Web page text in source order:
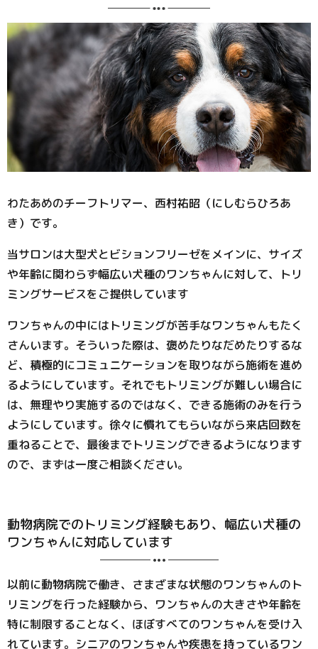
わたあめのチーフトリマー、西村祐昭（にしむらひろあ
き）です。
当サロンは大型犬とビションフリーゼをメインに、サイズ
や年齢に関わらず幅広い犬種のワンちゃんに対して、トリ
ミングサービスをご提供しています
ワンちゃんの中にはトリミングが苦手なワンちゃんもたく
さんいます。そういった際は、褒めたりなだめたりするな
ど、積極的にコミュニケーションを取りながら施術を進め
るようにしています。それでもトリミングが難しい場合に
は、無理やり実施するのではなく、できる施術のみを行う
ようにしています。徐々に慣れてもらいながら来店回数を
重ねることで、最後までトリミングできるようになります
ので、まずは一度ご相談ください。
動物病院でのトリミング経験もあり、幅広い犬種の
ワンちゃんに対応しています
以前に動物病院で働き、さまざまな状態のワンちゃんのト
リミングを行った経験から、ワンちゃんの大きさや年齢を
特に制限することなく、ほぼすべてのワンちゃんを受け入
れています。シニアのワンちゃんや疾患を持っているワン